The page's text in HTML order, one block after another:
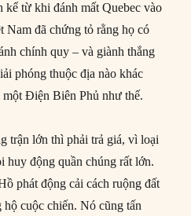
kể từ khi đánh mất Quebec vào
Nam đã chứng tỏ rằng họ có
chính quy – và giành thắng
phóng thuộc địa nào khác
Điện Biên Phủ như thế.
trận lớn thì phải trả giá, vì loại
huy động quần chúng rất lớn.
phát động cải cách ruộng đất
cuộc chiến. Nó cũng tấn